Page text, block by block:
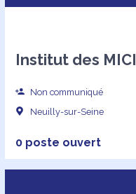
Institut des MICI
Non communiqué
Neuilly-sur-Seine
0 poste ouvert